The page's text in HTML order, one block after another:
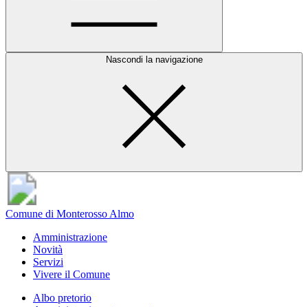
Nascondi la navigazione
Comune di Monterosso Almo
Amministrazione
Novità
Servizi
Vivere il Comune
Albo pretorio